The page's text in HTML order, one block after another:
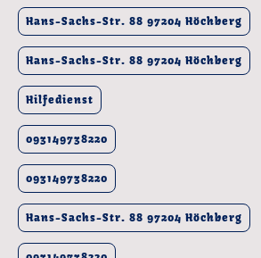
Hans-Sachs-Str. 88 97204 Höchberg
Hans-Sachs-Str. 88 97204 Höchberg
Hilfedienst
093149738220
093149738220
Hans-Sachs-Str. 88 97204 Höchberg